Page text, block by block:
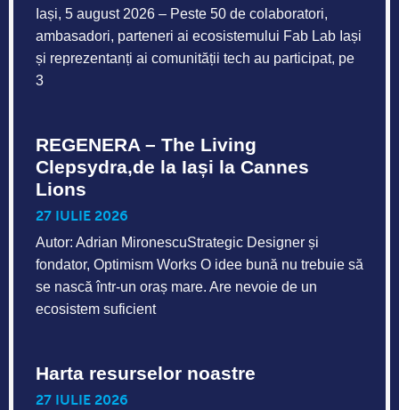
Iași, 5 august 2026 – Peste 50 de colaboratori,
ambasadori, parteneri ai ecosistemului Fab Lab Iași
și reprezentanți ai comunității tech au participat, pe
3
REGENERA – The Living
Clepsydra,de la Iași la Cannes
Lions
27 IULIE 2026
Autor: Adrian MironescuStrategic Designer și
fondator, Optimism Works O idee bună nu trebuie să
se nască într-un oraș mare. Are nevoie de un
ecosistem suficient
Harta resurselor noastre
27 IULIE 2026